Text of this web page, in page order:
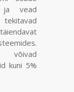
ja vead
võivad
kuni 5%